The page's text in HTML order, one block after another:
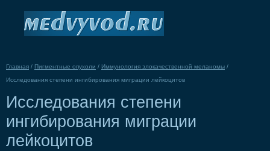
Главная / Пигментные опухоли / Иммунология злокачественной меланомы /
Исследования степени ингибирования миграции лейкоцитов
Исследования степени
ингибирования миграции
лейкоцитов